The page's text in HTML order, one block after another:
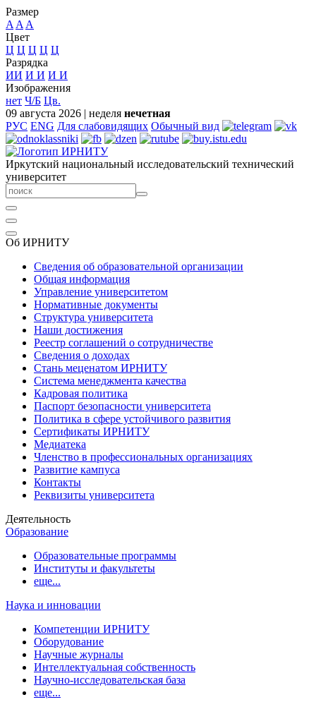
Размер
A A A
Цвет
Ц Ц Ц Ц Ц
Разрядка
ИИ И И И И
Изображения
нет Ч/Б Цв.
09 августа 2026 | неделя нечетная
РУС ENG Для слабовидящих Обычный вид
Иркутский национальный исследовательский технический
университет
Об ИРНИТУ
Сведения об образовательной организации
Общая информация
Управление университетом
Нормативные документы
Структура университета
Наши достижения
Реестр соглашений о сотрудничестве
Сведения о доходах
Стань меценатом ИРНИТУ
Система менеджмента качества
Кадровая политика
Паспорт безопасности университета
Политика в сфере устойчивого развития
Сертификаты ИРНИТУ
Медиатека
Членство в профессиональных организациях
Развитие кампуса
Контакты
Реквизиты университета
Деятельность
Образование
Образовательные программы
Институты и факультеты
еще...
Наука и инновации
Компетенции ИРНИТУ
Оборудование
Научные журналы
Интеллектуальная собственность
Научно-исследовательская база
еще...